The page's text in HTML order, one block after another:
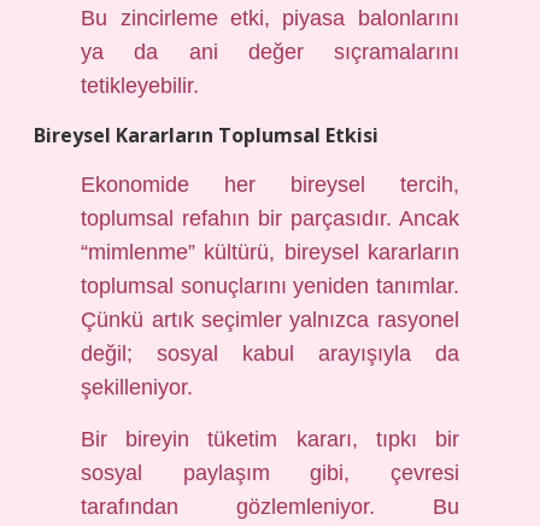
Bu zincirleme etki, piyasa balonlarını
ya da ani değer sıçramalarını
tetikleyebilir.
Bireysel Kararların Toplumsal Etkisi
Ekonomide her bireysel tercih,
toplumsal refahın bir parçasıdır. Ancak
“mimlenme” kültürü, bireysel kararların
toplumsal sonuçlarını yeniden tanımlar.
Çünkü artık seçimler yalnızca rasyonel
değil; sosyal kabul arayışıyla da
şekilleniyor.
Bir bireyin tüketim kararı, tıpkı bir
sosyal paylaşım gibi, çevresi
tarafından gözlemleniyor. Bu